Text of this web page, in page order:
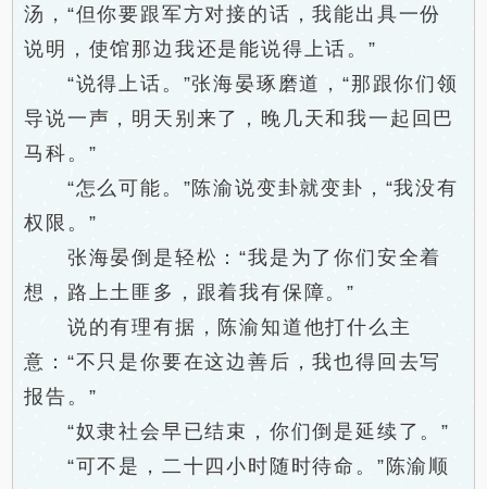
汤，“但你要跟军方对接的话，我能出具一份
说明，使馆那边我还是能说得上话。”
“说得上话。”张海晏琢磨道，“那跟你们领
导说一声，明天别来了，晚几天和我一起回巴
马科。”
“怎么可能。”陈渝说变卦就变卦，“我没有
权限。”
张海晏倒是轻松：“我是为了你们安全着
想，路上土匪多，跟着我有保障。”
说的有理有据，陈渝知道他打什么主
意：“不只是你要在这边善后，我也得回去写
报告。”
“奴隶社会早已结束，你们倒是延续了。”
“可不是，二十四小时随时待命。”陈渝顺